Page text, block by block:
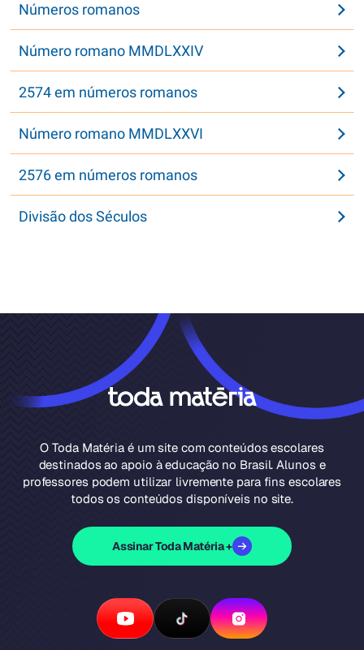
Números romanos
Número romano MMDLXXIV
2574 em números romanos
Número romano MMDLXXVI
2576 em números romanos
Divisão dos Séculos
O Toda Matéria é um site com conteúdos escolares
destinados ao apoio à educação no Brasil. Alunos e
professores podem utilizar livremente para fins escolares
todos os conteúdos disponíveis no site.
Assinar Toda Matéria +